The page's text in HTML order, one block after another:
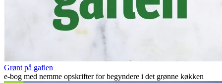
Grønt på gaflen
e-bog med nemme opskrifter for begyndere i det grønne køkken